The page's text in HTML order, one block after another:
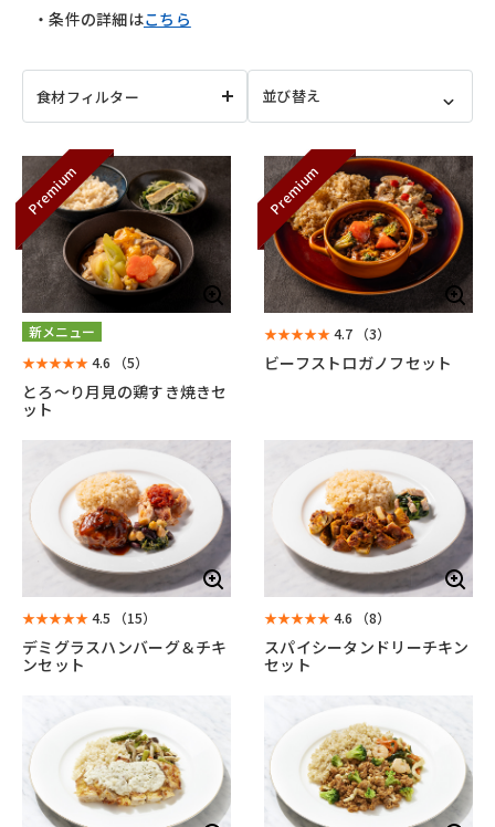
・条件の詳細はこちら
食材フィルター
Premium
新メニュー
★★★★★4.6 （5）
とろ～り月見の鶏すき焼きセ
ット
Premium
★★★★★4.7 （3）
ビーフストロガノフセット
★★★★★4.5 （15）
デミグラスハンバーグ＆チキ
ンセット
★★★★★4.6 （8）
スパイシータンドリーチキン
セット